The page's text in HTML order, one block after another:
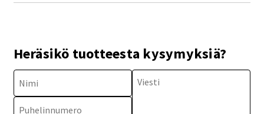
Heräsikö tuotteesta kysymyksiä?